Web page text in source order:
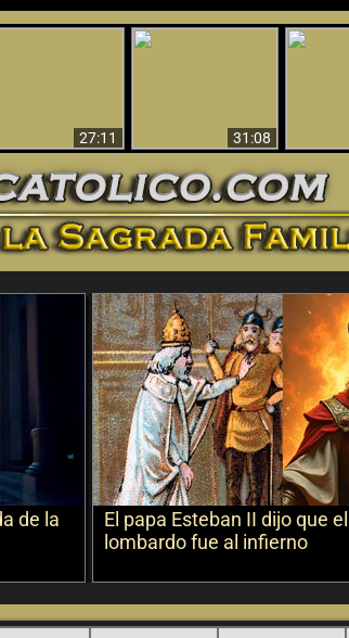
27:11
31:08
de la
El papa Esteban II dijo que
lombardo fue al infierno